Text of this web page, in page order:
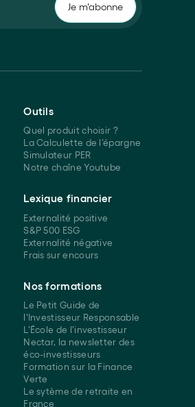
Outils
Quel produit choisir ?
La Calculette de l’épargne
Simulateur PER
Notre chaîne Youtube
Lexique financier
Externalité positive
S&P 500 ESG
Externalité négative
Frais sur encours
Nos formations
Le Petit Guide de
l'Investisseur Responsable
L'École de l'investisseur
Nectar, la newsletter des
éco-investisseurs
Formation sur la Finance
Verte
Le sytème de retraite en
France